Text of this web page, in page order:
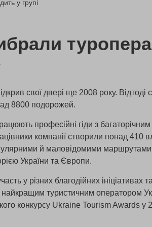
у групі
свої двері ще 2008 року. Відтоді
8800 подорожей.
професійні гіди з
компанії створили понад 410
й маловідомими
України та Європи.
у різних благодійних ініціативах
найкращим туристичним оператором
конкурсу Ukraine Tourism Awards у